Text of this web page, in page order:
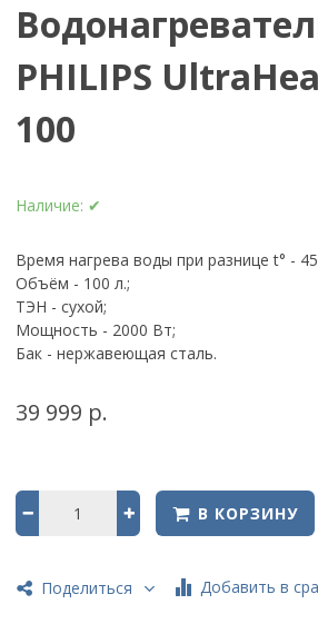
PHILIPS
100
Наличие: ✔
Время нагрева воды при разнице t° -
Объём - 100 л.;
ТЭН -сухой;
Мощность - 2000 Вт;
Бак - нержавеющая сталь.
39 999 р.
В КОРЗИНУ
Поделиться Добавить в